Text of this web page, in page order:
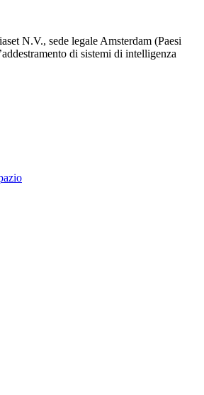
N.V., sede legale Amsterdam (Paesi
di sistemi di intelligenza